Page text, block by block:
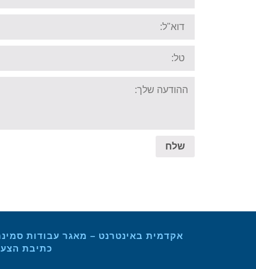
message:
שלח
אקדמית באינטרנט – מאגר עבודות
כתיבת